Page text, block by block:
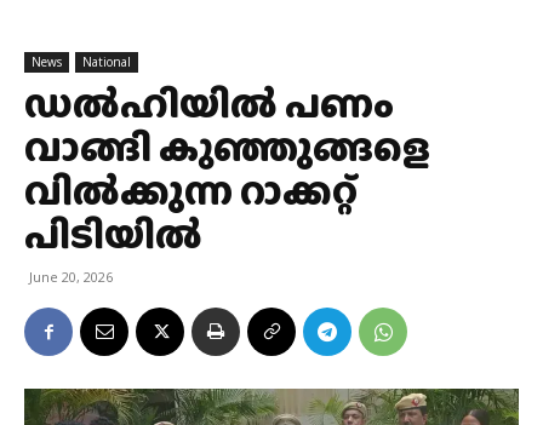
News National
ഡല്‍ഹിയില്‍ പണം
വാങ്ങി കുഞ്ഞുങ്ങളെ
വില്‍ക്കുന്ന റാക്കറ്റ്
പിടിയില്‍
June 20, 2026